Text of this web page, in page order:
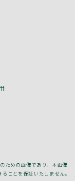
ための画像であり、本画像
ことを保証いたしません。